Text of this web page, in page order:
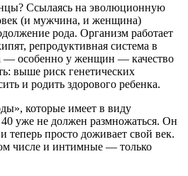
Ссылаясь на эволюционную
(и мужчина, и женщина)
рода. Организм работает
репродуктивная система в
— особенно у женщин — качество
выше риск генетических
и родить здорового ребенка.
которые имеет в виду
уже не должен размножаться. Он
теперь просто доживает свой век.
числе и интимные — только